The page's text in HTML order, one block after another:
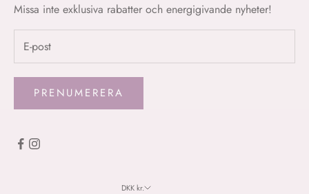
Missa inte exklusiva rabatter och energigivande nyheter!
PRENUMERERA
DKK kr.